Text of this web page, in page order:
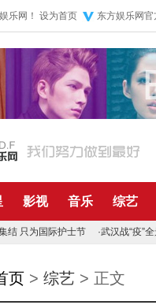
乐网！ 设为首页 东方娱乐网
影视 音乐 综艺
结 只为国际护士节 ·武汉战“疫”
页 > 综艺 > 正文